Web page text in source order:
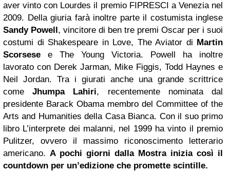
aver vinto con Lourdes il premio FIPRESCI a Venezia nel
2009. Della giuria farà inoltre parte il costumista inglese
Sandy Powell, vincitore di ben tre premi Oscar per i suoi
costumi di Shakespeare in Love, The Aviator di Martin
Scorsese e The Young Victoria. Powell ha inoltre
lavorato con Derek Jarman, Mike Figgis, Todd Haynes e
Neil Jordan. Tra i giurati anche una grande scrittrice
comeJhumpa Lahiri, recentemente nominata dal
presidente Barack Obama membro del Committee of the
Arts and Humanities della Casa Bianca. Con il suo primo
libro L’interprete dei malanni, nel 1999 ha vinto il premio
Pulitzer, ovvero il massimo riconoscimento letterario
americano. A pochi giorni dalla Mostra inizia così il
countdown per un’edizione che promette scintille.